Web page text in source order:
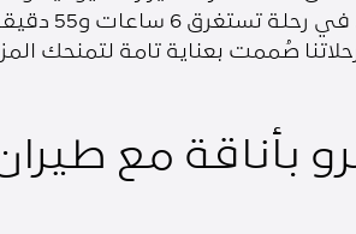
لتصل إلى
صُممت بعناية تامة لتمنحك
بأناقة مع